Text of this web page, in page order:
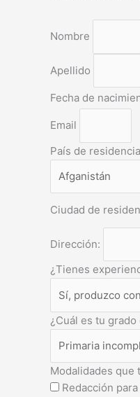
Nombre
Apellido
Fecha de
Email
País de residencia
Ciudad de
Dirección:
¿Tienes
¿Cuál es tu
Modalidades que
Redacción